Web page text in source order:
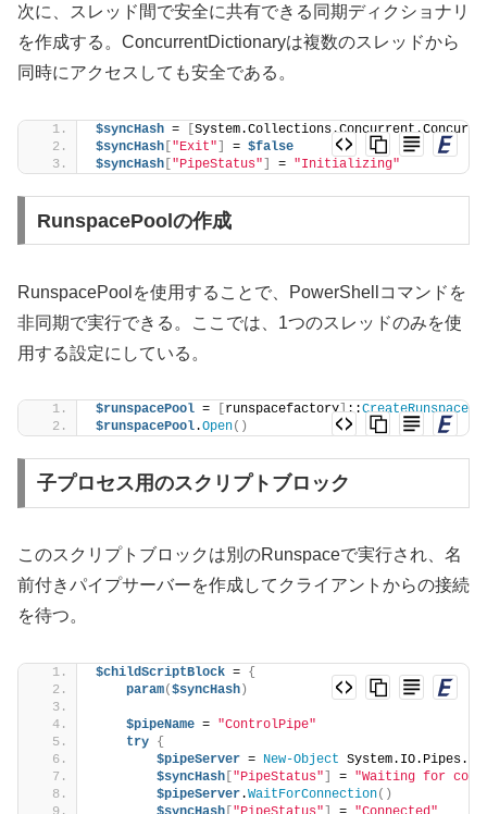
次に、スレッド間で安全に共有できる同期ディクショナリ
を作成する。ConcurrentDictionaryは複数のスレッドから
同時にアクセスしても安全である。
$syncHash = [
$syncHash ["Exit"] = $false
$syncHash ["PipeStatus"] = "Initializing"
RunspacePoolの作成
RunspacePoolを使用することで、PowerShellコマンドを
非同期で実行できる。ここでは、1つのスレッドのみを使
用する設定にしている。
$runspacePool = runspacefactory]::
$runspacePool.Open()
子プロセス用のスクリプトブロック
このスクリプトブロックは別のRunspaceで実行され、名
前付きパイプサーバーを作成してクライアントからの接続
を待つ。
$childScriptBlock = {
param($syncHash)
$pipeName = "ControlPipe"
try {
$pipeServer = New-Object System.IO.Pipes.
$syncHash ["PipeStatus"] = "Waiting for
$pipeServer.WaitForConnection()